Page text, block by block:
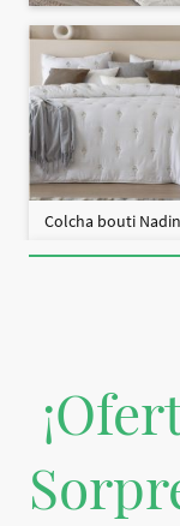
Colcha bouti